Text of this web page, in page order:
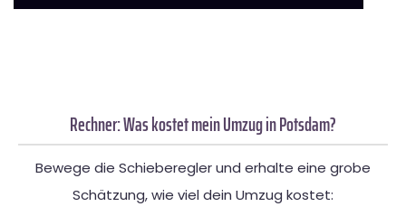
Rechner: Was kostet mein Umzug in Potsdam?
Bewege die Schieberegler und erhalte eine grobe
Schätzung, wie viel dein Umzug kostet: